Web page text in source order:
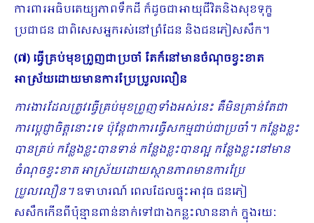
ការពារអធិបតេយ្យភាពទឹកដី ក៏ដូចជាអាយុជីវិតនិងសុខទុក្ខ
ប្រជាជន​ ជាពិសេសអ្នករស់នៅព្រំដែន និងជនភៀសសឹក។
(៧) ធ្វើគ្រប់មុខព្រួញជាប្រចាំ តែក៏នៅមានចំណុចខ្វះខាត​
អាស្រ័យដោយមានការប្រែប្រួលលឿន
ការងារដែលត្រូវធ្វើគ្រប់មុខព្រួញទាំងអស់នេះ គឺមិនគ្រាន់តែជា
ការប្ដេជ្ញាចិត្តនោះទេ ប៉ុន្តែជាការធ្វើសកម្មជាប់ជាប្រចាំ។ កន្លែងខ្លះ
បានគ្រប់ កន្លែងខ្លះបានទាន់ ​កន្លែងខ្លះបានល្អ កន្លែងខ្លះនៅមាន
ចំណុចខ្វះខាត​ អាស្រ័យដោយស្ថានភាពមានការប្រែ
ប្រួលលឿន។ឧទាហរណ៍ ពេលដែលផ្ទុះអាវុធ ជនភៀ
សសឹកកើនពីប៉ុន្មានពាន់នាក់ទៅជាង​កន្លះលាននាក់ ក្នុងរយៈ